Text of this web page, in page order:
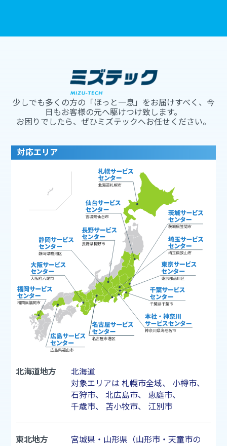
少しでも多くの方の「ほっと一息」をお届けすべく、今
日もお客様の元へ駆けつけ致します。
お困りでしたら、ぜひミズテックへお任せください。
対応エリア
北海道地方
北海道
対象エリアは 札幌市全域、 小樽市、
石狩市、 北広島市、 恵庭市、
千歳市、 苫小牧市、 江別市
東北地方
宮城県・山形県（山形市・天童市の